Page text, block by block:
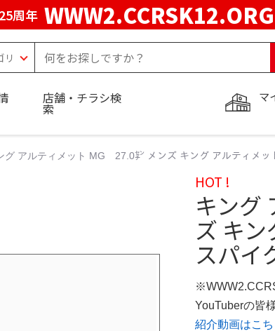
周年
マ
店舗・チラシ検
索
グ アルティメット MG 27.0㌢ メンズ キング アルティメッ
HOT !
キング
ズ キ
スパイ
YouTuberの皆
紹介動画はこち